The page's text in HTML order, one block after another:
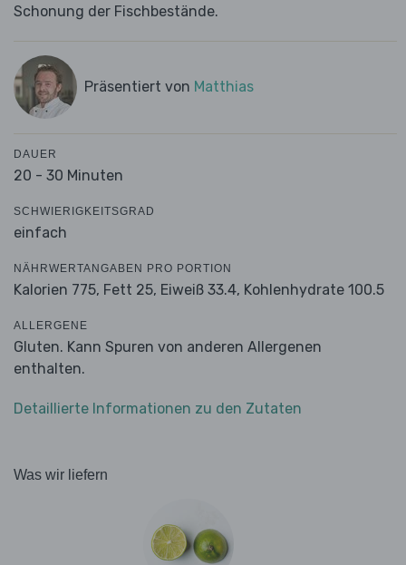
Schonung der Fischbestände.
Präsentiert von Matthias
DAUER
20 - 30 Minuten
SCHWIERIGKEITSGRAD
einfach
NÄHRWERTANGABEN PRO PORTION
Kalorien 775, Fett 25, Eiweiß 33.4, Kohlenhydrate 100.5
ALLERGENE
Gluten. Kann Spuren von anderen Allergenen
enthalten.
Detaillierte Informationen zu den Zutaten
Was wir liefern